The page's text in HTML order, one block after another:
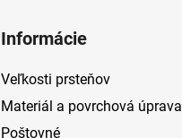
Informácie
Veľkosti prsteňov
Materiál a povrchová úprava
Poštovné